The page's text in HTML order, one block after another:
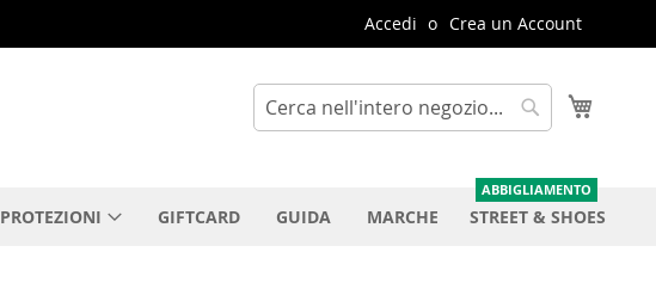
Accedi Crea un Account
Cerca
PROTEZIONI GIFTCARD GUIDA MARCHE STREET & SHOES